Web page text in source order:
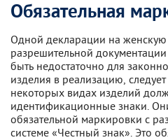
Обязательная
Одной декларации на
разрешительной
быть недостаточно для
изделия в реализацию, следует
некоторых видах изделий
идентификационные знаки.
обязательной маркировки с
системе «Честный знак». Это